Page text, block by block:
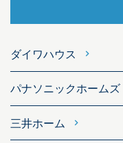
ダイワハウス
パナソニックホームズ
三井ホーム